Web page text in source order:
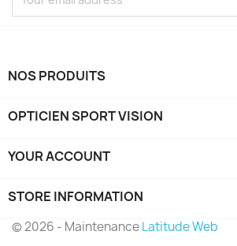
NOS PRODUITS
OPTICIEN SPORT VISION
YOUR ACCOUNT
STORE INFORMATION
© 2026 - MaintenanceLatitude Web